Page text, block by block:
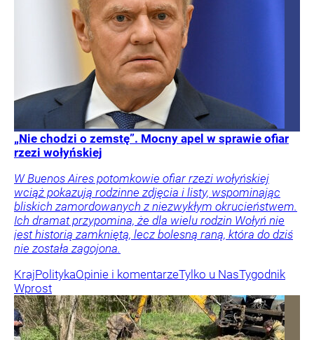
„Nie chodzi o zemstę”. Mocny apel w sprawie ofiar
rzezi wołyńskiej
W Buenos Aires potomkowie ofiar rzezi wołyńskiej
wciąż pokazują rodzinne zdjęcia i listy, wspominając
bliskich zamordowanych z niezwykłym okrucieństwem.
Ich dramat przypomina, że dla wielu rodzin Wołyń nie
jest historią zamkniętą, lecz bolesną raną, która do dziś
nie została zagojona.
KrajPolitykaOpinie i komentarzeTylko u NasTygodnik
Wprost